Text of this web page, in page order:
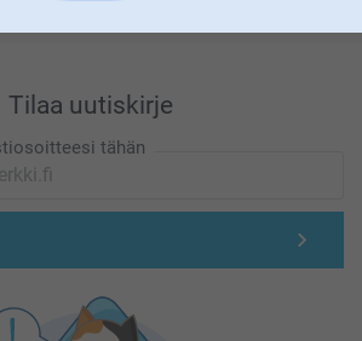
Tilaa uutiskirje
tähän